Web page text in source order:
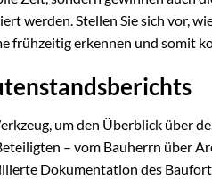
werden. Stellen Sie sich vor,
frühzeitig erkennen und somit
um den Überblick über
– vom Bauherrn über
Dokumentation des